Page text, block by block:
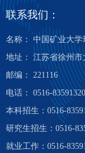
联系我们：
名称： 中国矿业大学
地址： 江苏省徐州
邮编： 221116
电话： 0516-83591320
本科招生：0516-
研究生招生：0516-
就业工作：0516-